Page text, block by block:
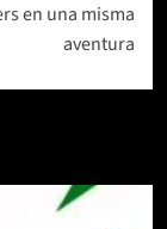
en una misma
aventura